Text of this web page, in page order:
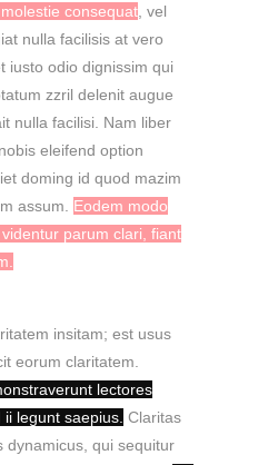
consequat , vel
nulla facilisis at vero
iusto odio dignissim qui
zzril delenit augue
nulla facilisi. Nam liber
eleifend option
doming id quod mazim
assum. Eodem modo
parum clari, fiant
insitam; est usus
eorum claritatem.
lectores
legunt saepius. Claritas
dynamicus, qui sequitur